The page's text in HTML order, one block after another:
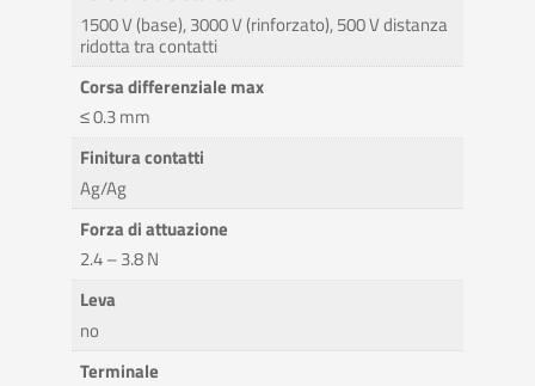
1500 V (base), 3000 V (rinforzato), 500 V distanza
ridotta tra contatti
Corsa differenziale max
≤ 0.3 mm
Finitura contatti
Ag/Ag
Forza di attuazione
2.4 – 3.8 N
Leva
no
Terminale